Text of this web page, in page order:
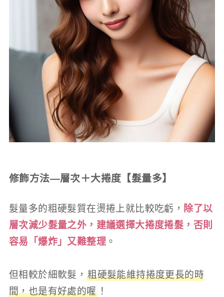
修飾方法—層次＋大捲度【髮量多】
髮量多的粗硬髮質在燙捲上就比較吃虧， 除了以
層次減少髮量之外，建議選擇大捲度捲髮，否則
容易「爆炸」又難整理。
但相較於細軟髮，粗硬髮能維持捲度更長的時
間，也是有好處的喔！